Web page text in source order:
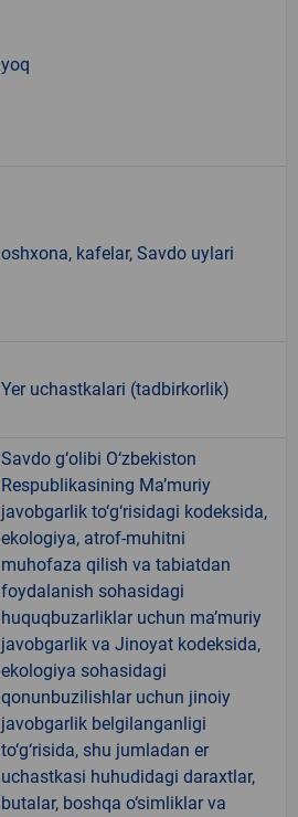
yoq
oshxona, kafelar, Savdo uylari
Yer uchastkalari (tadbirkorlik)
Savdo g‘olibi O‘zbekiston
Respublikasining Ma’muriy
javobgarlik to‘g‘risidagi kodeksida,
ekologiya, atrof-muhitni
muhofaza qilish va tabiatdan
foydalanish sohasidagi
huquqbuzarliklar uchun ma’muriy
javobgarlik va Jinoyat kodeksida,
ekologiya sohasidagi
qonunbuzilishlar uchun jinoiy
javobgarlik belgilanganligi
to‘g‘risida, shu jumladan er
uchastkasi huhudidagi daraxtlar,
butalar, boshqa o‘simliklar va